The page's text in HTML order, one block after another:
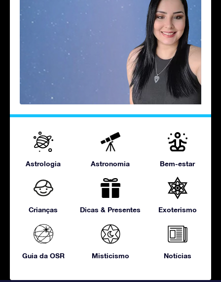
Astrologia Astronomia Bem-estar
Crianças Dicas & Presentes Exoterismo
Guia da OSR Misticismo Notícias